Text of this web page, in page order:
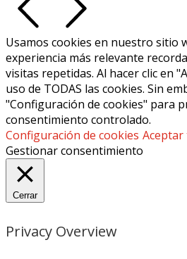
Usamos cookies en nuestro sitio
experiencia más relevante
visitas repetidas. Al hacer clic en
uso de TODAS las cookies. Sin
"Configuración de cookies" para
consentimiento controlado.
Configuración de cookies Aceptar
Gestionar consentimiento
Cerrar
Privacy Overview